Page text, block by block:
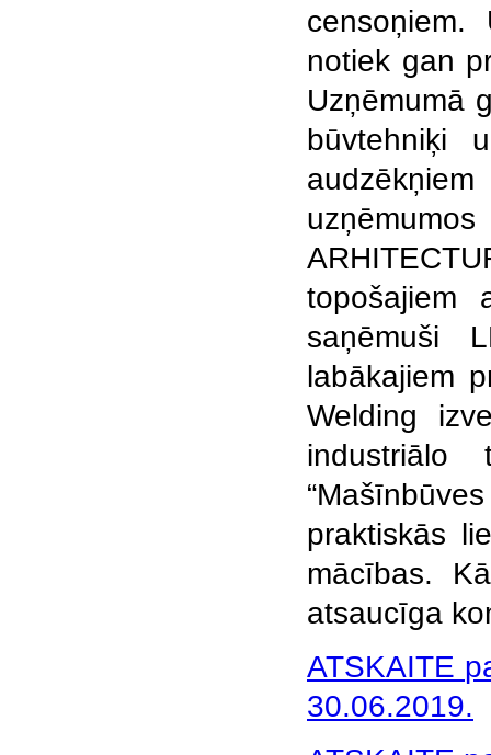
censoņiem.
notiek gan
Uzņēmumā
būvtehniķi
topošajiem
saņēmuši
labākajiem
Welding
industriālo
praktiskās
mācības.
atsaucīga
ATSKAITE
30.06.2019.